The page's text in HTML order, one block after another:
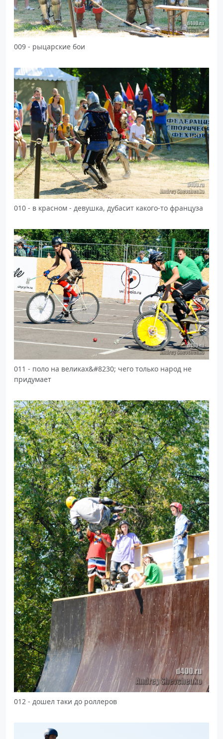
009 - рыцарские бои
010 - в красном - девушка, дубасит какого-то француза
011 - поло на великах&#8230; чего только народ не
придумает
012 - дошел таки до роллеров